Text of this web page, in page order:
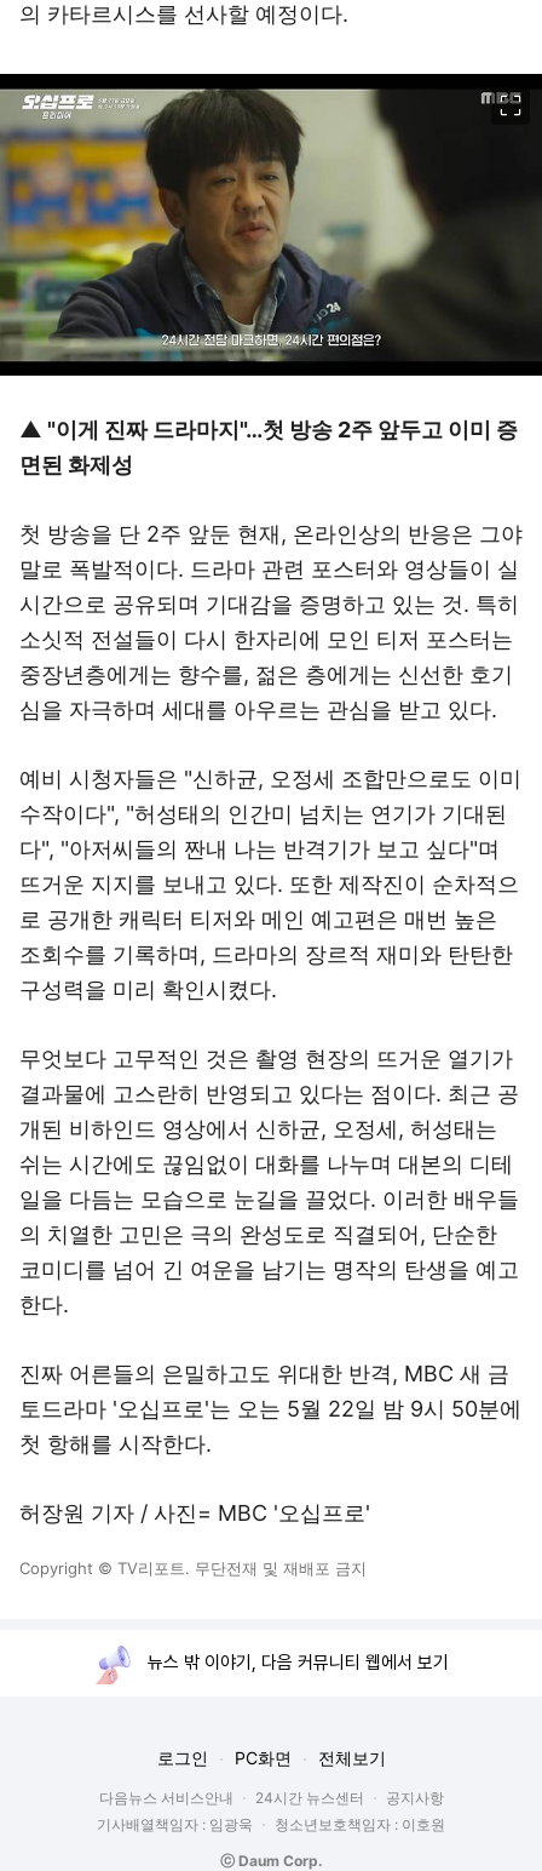
의 카타르시스를 선사할 예정이다.
▲ "이게 진짜 드라마지"…첫 방송 2주 앞두고 이미 증
면된 화제성
첫 방송을 단 2주 앞둔 현재, 온라인상의 반응은 그야
말로 폭발적이다. 드라마 관련 포스터와 영상들이 실
시간으로 공유되며 기대감을 증명하고 있는 것. 특히
소싯적 전설들이 다시 한자리에 모인 티저 포스터는
중장년층에게는 향수를, 젊은 층에게는 신선한 호기
심을 자극하며 세대를 아우르는 관심을 받고 있다.
예비 시청자들은 "신하균, 오정세 조합만으로도 이미
수작이다", "허성태의 인간미 넘치는 연기가 기대된
다", "아저씨들의 짠내 나는 반격기가 보고 싶다"며
뜨거운 지지를 보내고 있다. 또한 제작진이 순차적으
로 공개한 캐릭터 티저와 메인 예고편은 매번 높은
조회수를 기록하며, 드라마의 장르적 재미와 탄탄한
구성력을 미리 확인시켰다.
무엇보다 고무적인 것은 촬영 현장의 뜨거운 열기가
결과물에 고스란히 반영되고 있다는 점이다. 최근 공
개된 비하인드 영상에서 신하균, 오정세, 허성태는
쉬는 시간에도 끊임없이 대화를 나누며 대본의 디테
일을 다듬는 모습으로 눈길을 끌었다. 이러한 배우들
의 치열한 고민은 극의 완성도로 직결되어, 단순한
코미디를 넘어 긴 여운을 남기는 명작의 탄생을 예고
한다.
진짜 어른들의 은밀하고도 위대한 반격, MBC 새 금
토드라마 '오십프로'는 오는 5월 22일 밤 9시 50분에
첫 항해를 시작한다.
허장원 기자 / 사진= MBC '오십프로'
Copyright © TV리포트. 무단전재 및 재배포 금지
뉴스 밖 이야기, 다음 커뮤니티 웹에서 보기
로그인 PC화면 전체보기
다음뉴스 서비스안내 24시간 뉴스센터
공지사항
기사배열책임자 : 임광욱
청소년보호책임자 : 이호원
ⓒ Daum Corp.